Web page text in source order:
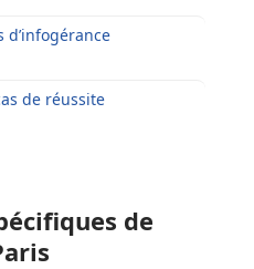
d’infogérance
de réussite
de